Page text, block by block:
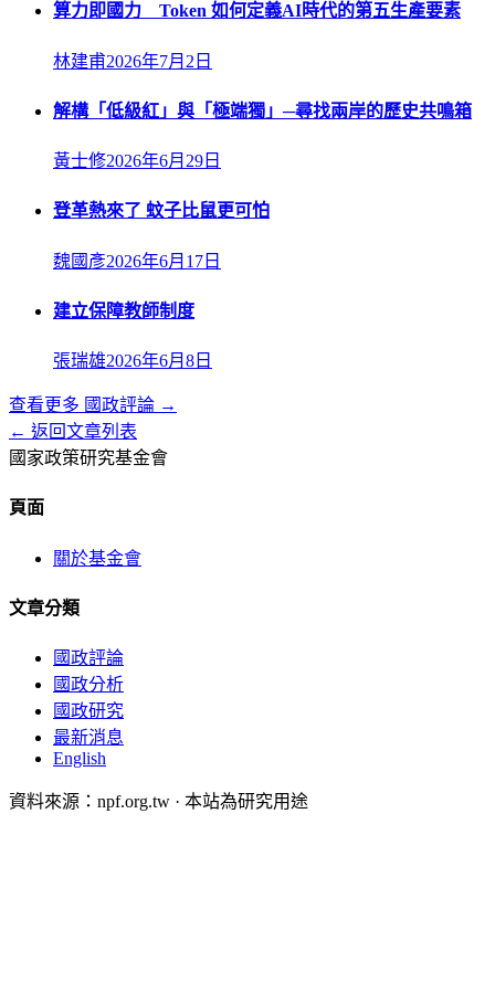
算力即國力 Token 如何定義AI時代的第五生產要素
林建甫2026年7月2日
解構「低級紅」與「極端獨」─尋找兩岸的歷史共鳴箱
黃士修2026年6月29日
登革熱來了 蚊子比鼠更可怕
魏國彥2026年6月17日
建立保障教師制度
張瑞雄2026年6月8日
查看更多 國政評論 →
← 返回文章列表
國家政策研究基金會
頁面
關於基金會
文章分類
國政評論
國政分析
國政研究
最新消息
English
資料來源：npf.org.tw · 本站為研究用途